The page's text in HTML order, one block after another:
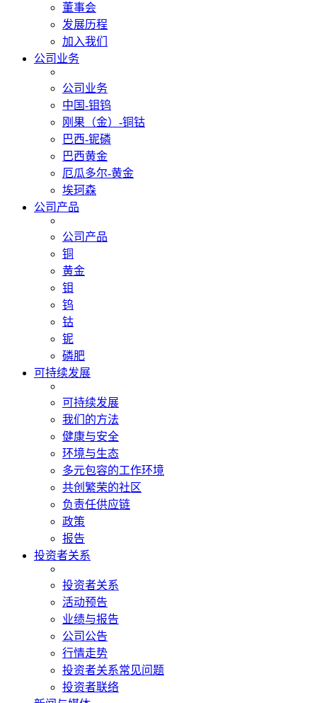
董事会
发展历程
加入我们
公司业务
公司业务
中国-钼钨
刚果（金）-铜钴
巴西-铌磷
巴西黄金
厄瓜多尔-黄金
埃珂森
公司产品
公司产品
铜
黄金
钼
钨
钴
铌
磷肥
可持续发展
可持续发展
我们的方法
健康与安全
环境与生态
多元包容的工作环境
共创繁荣的社区
负责任供应链
政策
报告
投资者关系
投资者关系
活动预告
业绩与报告
公司公告
行情走势
投资者关系常见问题
投资者联络